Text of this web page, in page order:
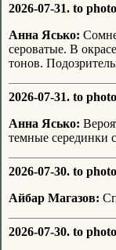
2026-07-31. to
Анна Ясько:
сероватые. В
тонов.
2026-07-31. to
Анна Ясько:
темные серединки
2026-07-30. to
Айбар Магазов:
2026-07-30. to